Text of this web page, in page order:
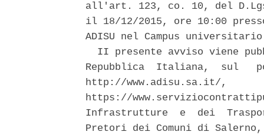
all'art. 123, co. 10, del
il 18/12/2015, ore 10:00
ADISU nel Campus
II presente avviso viene
Repubblica  Italiana,  sul
http://www.adisu.sa.it/,
https://
Infrastrutture  e  dei
Pretori dei Comuni di